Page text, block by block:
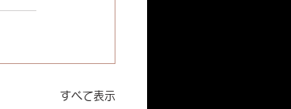
すべて表示